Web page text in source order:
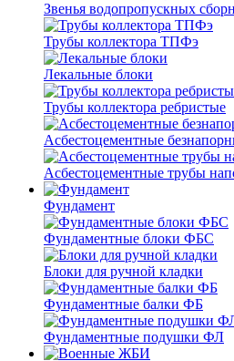
Звенья водопропускных
Трубы коллектора ТПФэ
Лекальные блоки
Трубы коллектора ребристые
Асбестоцементные
Асбестоцементные трубы
Фундамент
Фундаментные блоки ФБС
Блоки для ручной кладки
Фундаментные балки ФБ
Фундаментные подушки ФЛ